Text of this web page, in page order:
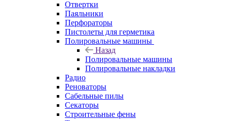
Отвертки
Паяльники
Перфораторы
Пистолеты для герметика
Полировальные машины
Назад
Полировальные машины
Полировальные накладки
Радио
Реноваторы
Сабельные пилы
Секаторы
Строительные фены